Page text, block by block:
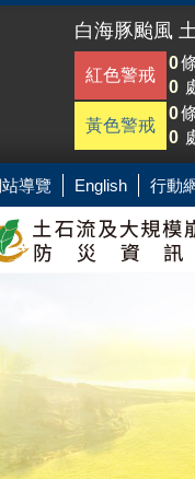
白海豚颱風
紅色警戒
0
0
黃色警戒
0
0
導覽 English 行動